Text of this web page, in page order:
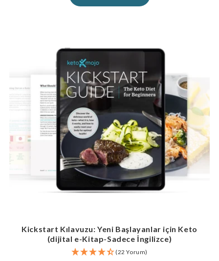
Kickstart Kılavuzu: Yeni Başlayanlar için Keto
(dijital e-Kitap-Sadece İngilizce)
(22 Yorum)